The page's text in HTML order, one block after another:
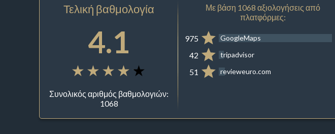
Τελική βαθμολογία
4.1
Συνολικός αριθμός βαθμολογιών:
1068
Με βάση 1068 αξιολογήσεις από
πλατφόρμες:
975 GoogleMaps
42 tripadvisor
51 revieweuro.com